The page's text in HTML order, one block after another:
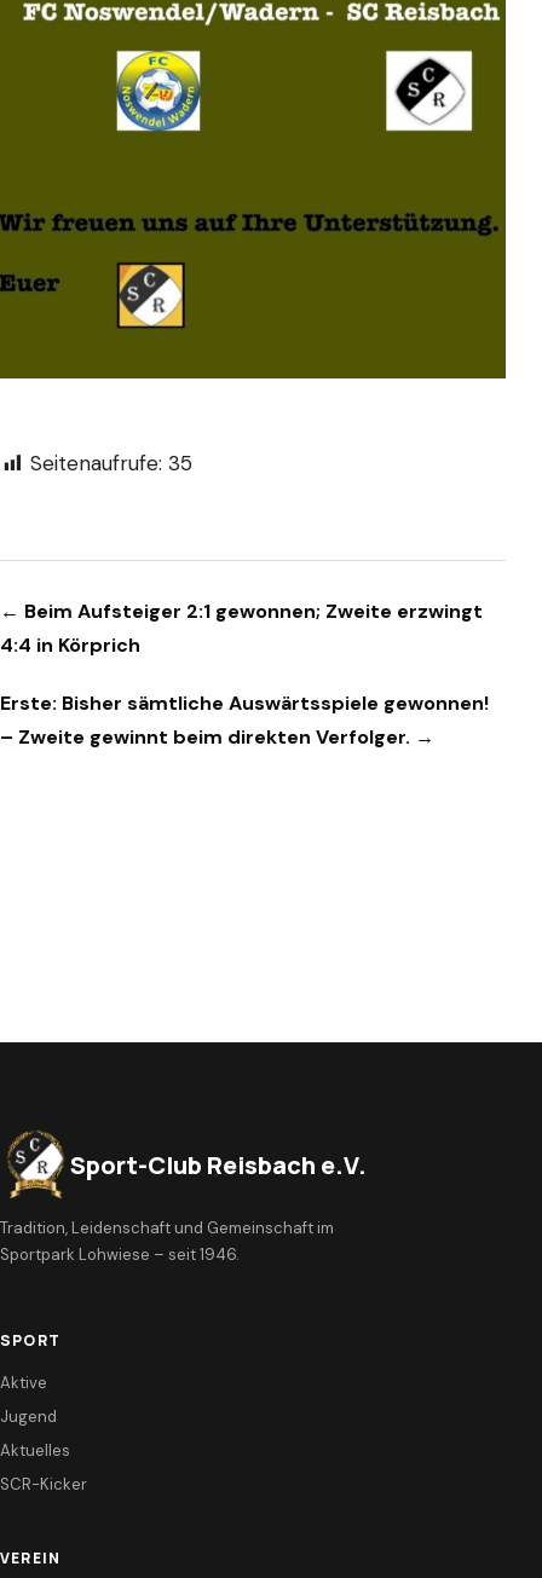
Seitenaufrufe: 35
Beitragsnavigation
← Beim Aufsteiger 2:1 gewonnen; Zweite erzwingt
4:4 in Körprich
Erste: Bisher sämtliche Auswärtsspiele gewonnen!
– Zweite gewinnt beim direkten Verfolger. →
Sport-Club Reisbach e.V.
Tradition, Leidenschaft und Gemeinschaft im
Sportpark Lohwiese – seit 1946.
SPORT
Aktive
Jugend
Aktuelles
SCR-Kicker
VEREIN